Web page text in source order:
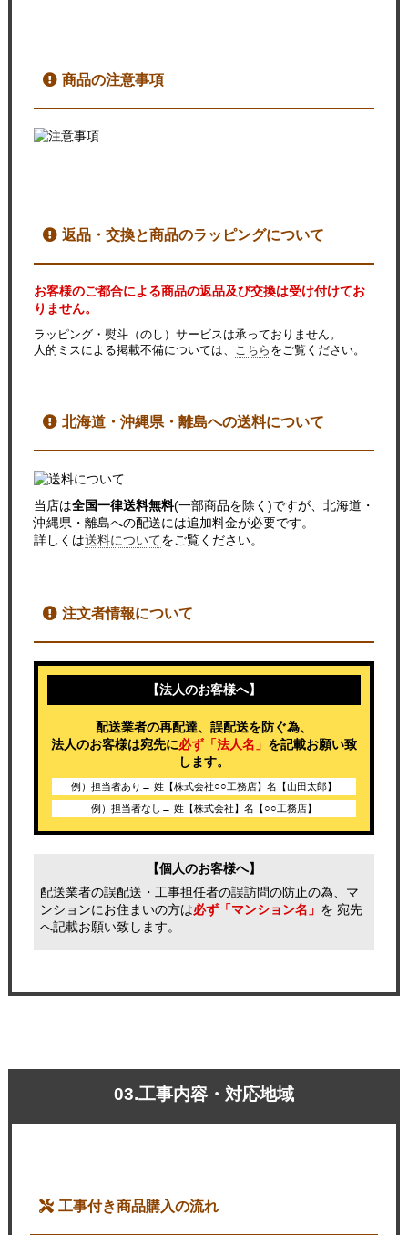
商品の注意事項
返品・交換と商品のラッピングについて
お客様のご都合による商品の返品及び交換は受け付けてお
りません。
ラッピング・熨斗（のし）サービスは承っておりません。
人的ミスによる掲載不備については、 こちら をご覧ください。
北海道・沖縄県・離島への送料について
当店は全国一律送料無料(一部商品を除く)ですが、北海道・
沖縄県・離島への配送には追加料金が必要です。
詳しくは送料についてをご覧ください。
注文者情報について
【法人のお客様へ】
配送業者の再配達、誤配送を防ぐ為、
法人のお客様は宛先に必ず「法人名」 を記載お願い致
します。
例）担当者あり→ 姓【株式会社○○工務店】名【山田太郎】
例）担当者なし→ 姓【株式会社】名【○○工務店】
【個人のお客様へ】
配送業者の誤配送・工事担任者の誤訪問の防止の為、マ
ンションにお住まいの方は必ず「マンション名」 を 宛先
へ記載お願い致します。
03.工事内容・対応地域
工事付き商品購入の流れ